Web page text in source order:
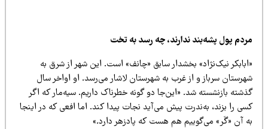
پول پشه‌بند ندارند، چه رسد به تخت
نیک‌نژاد» بخشدار سابق «چانف» است. این شهر از شرق به
سرباز و از غرب به شهرستان لاشار می‌رسد. او اواخر سال
بازنشسته شد. «این‌جا دو گونه خطرناک داریم. سیه‌مار که اگر
را بزند، به‌ندرت پیش می‌آید نجات پیدا کند. اما افعی که در اینجا
آن «گَر» می‌گوییم هم هست که پادزهر دارد.»